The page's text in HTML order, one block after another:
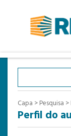
CAPA
SOBRE
Capa >Pesquisa >
Perfil do